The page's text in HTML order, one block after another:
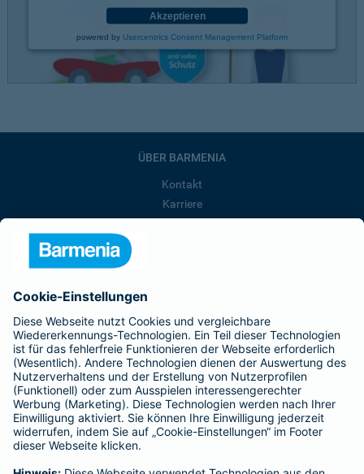
Akzeptieren
powered by Usercentrics Consent Management Platform
ÜBER BARMENIA
Kontakt
Karriere
Barmenia ist Teil der BarmeniaGothaer
BELIEBTE SEITEN
Kranken-Zusatzversicherung
Tierversicherungen
Haftpflichtversicherung
Hausratversicherung